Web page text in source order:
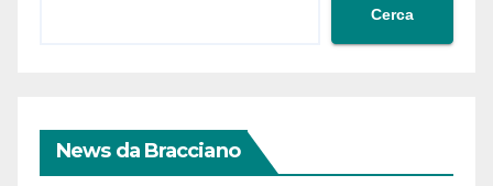
Cerca
News da Bracciano